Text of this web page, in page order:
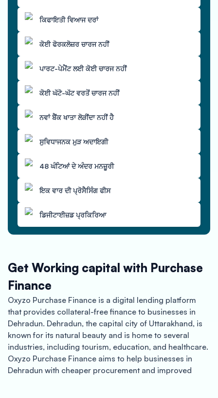
ਕਿਫਾਇਤੀ ਵਿਆਜ ਦਰਾਂ
ਕੋਈ ਫੋਰਕਲੋਜ਼ਰ ਚਾਰਜ ਨਹੀਂ
ਪਾਰਟ-ਪੇਮੈਂਟ ਲਈ ਕੋਈ ਚਾਰਜ ਨਹੀਂ
ਕੋਈ ਘੱਟੋ-ਘੱਟ ਵਰਤੋਂ ਚਾਰਜ ਨਹੀਂ
ਨਵਾਂ ਬੈਂਕ ਖਾਤਾ ਲੋੜੀਂਦਾ ਨਹੀਂ ਹੈ
ਸੁਵਿਧਾਜਨਕ ਮੁੜ ਅਦਾਇਗੀ
48 ਘੰਟਿਆਂ ਦੇ ਅੰਦਰ ਮਨਜ਼ੂਰੀ
ਇਕ ਵਾਰ ਦੀ ਪ੍ਰੋਸੈਸਿੰਗ ਫੀਸ
ਡਿਜੀਟਾਈਜ਼ਡ ਪ੍ਰਕਿਰਿਆ
Get Working capital with Purchase
Finance
Oxyzo Purchase Finance is a digital lending platform
that provides collateral-free finance to businesses in
Dehradun. Dehradun, the capital city of Uttarakhand, is
known for its natural beauty and is home to several
industries, including tourism, education, and healthcare.
Oxyzo Purchase Finance aims to help businesses in
Dehradun with cheaper procurement and improved